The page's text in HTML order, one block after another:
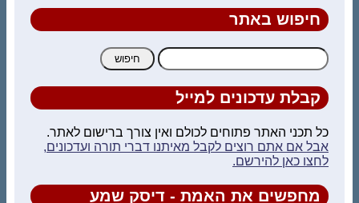
חיפוש באתר
חיפוש:
קבלת עדכונים למייל
כל תכני האתר פתוחים לכולם ואין צורך ברישום לאתר.
אבל אם אתם רוצים לקבל מאיתנו דברי תורה ועדכונים,
לחצו כאן להירשם.
מחפשים את האמת - דיסק שמע